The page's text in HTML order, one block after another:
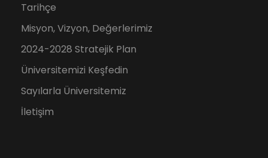
Tarihçe
Misyon, Vizyon, Değerlerimiz
2024-2028 Stratejik Plan
Üniversitemizi Keşfedin
Sayılarla Üniversitemiz
İletişim